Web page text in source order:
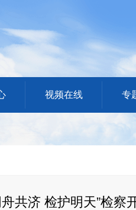
视频在线 专
共济 检护明天”检察